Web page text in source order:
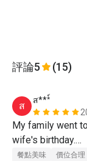
評論5 (15)
ส
ส***์
My family went
wife's birthday.
The kids were
餐點美味 價位合理